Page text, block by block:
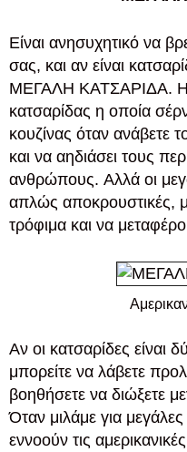
Είναι ανησυχητικό να
σας, και αν είναι
ΜΕΓΑΛΗ ΚΑΤΣΑΡΙΔΑ. Η
κατσαρίδας η οποία
κουζίνας όταν ανάβετε
και να αηδιάσει τους
ανθρώπους. Αλλά οι
απλώς αποκρουστικές,
τρόφιμα και να
Αν οι κατσαρίδες είναι
μπορείτε να λάβετε
βοηθήσετε να διώξετε
Όταν μιλάμε για
εννοούν τις